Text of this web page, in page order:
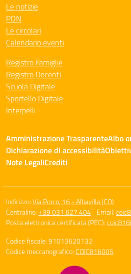
Le notizie
PON
Le circolari
Calendario eventi
Registro Famiglie
Registro Docenti
Scuola Digitale
Sportello Digitale
Interpelli
Amministrazione TrasparenteAlbo
Dichiarazione di accessibilità
Note LegaliCrediti
Indirizzo:Via Porro, 16 - Albavilla (CO)
Centralino:+39 031 627 404 Email:
Posta elettronica certificata (PEC):
Codice fiscale: 91013620132
Codice meccanografico:COIC816005